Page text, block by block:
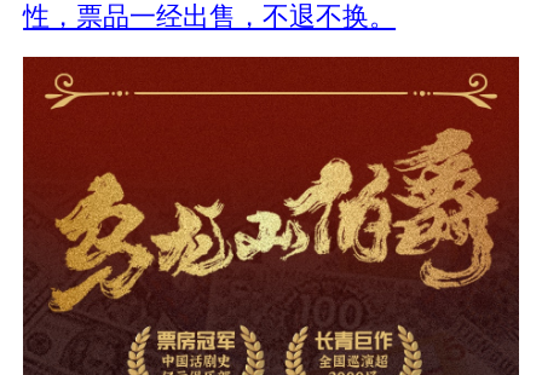
性，票品一经出售，不退不换。